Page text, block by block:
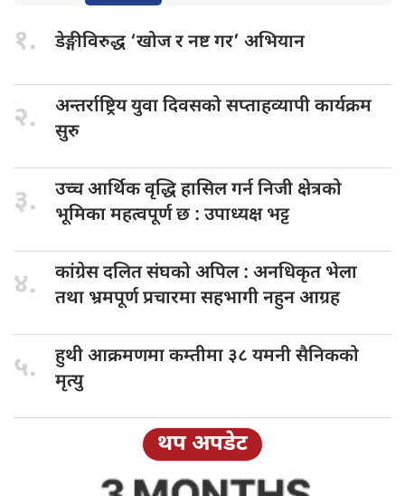
१. डेङ्गीविरुद्ध ‘खोजर नष्ट गर’ अभियान
२. अन्तर्राष्ट्रिय युवादिवसको सप्ताहव्यापी कार्यक्रम
सुरु
३. उच्च आर्थिकवृद्धि हासिल गर्न निजी क्षेत्रको
भूमिका महत्वपूर्ण छ : उपाध्यक्ष भट्ट
४. कांग्रेस दलितसंघको अपिल : अनधिकृत भेला
तथा भ्रमपूर्ण प्रचारमा सहभागी नहुन आग्रह
५. हुथी आक्रमणमाकम्तीमा ३८ यमनी सैनिकको
मृत्यु
थप अपडेट